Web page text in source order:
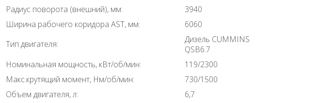
Радиус поворота (внешний), мм:
3940
Ширина рабочего коридора AST, мм:
6060
Тип двигателя:
Дизель CUMMINS
QSB6.7
Номинальная мощность, кВт/об/мин:
119/2300
Макс.крутящий момент, Нм/об/мин:
730/1500
Объем двигателя, л:
6,7